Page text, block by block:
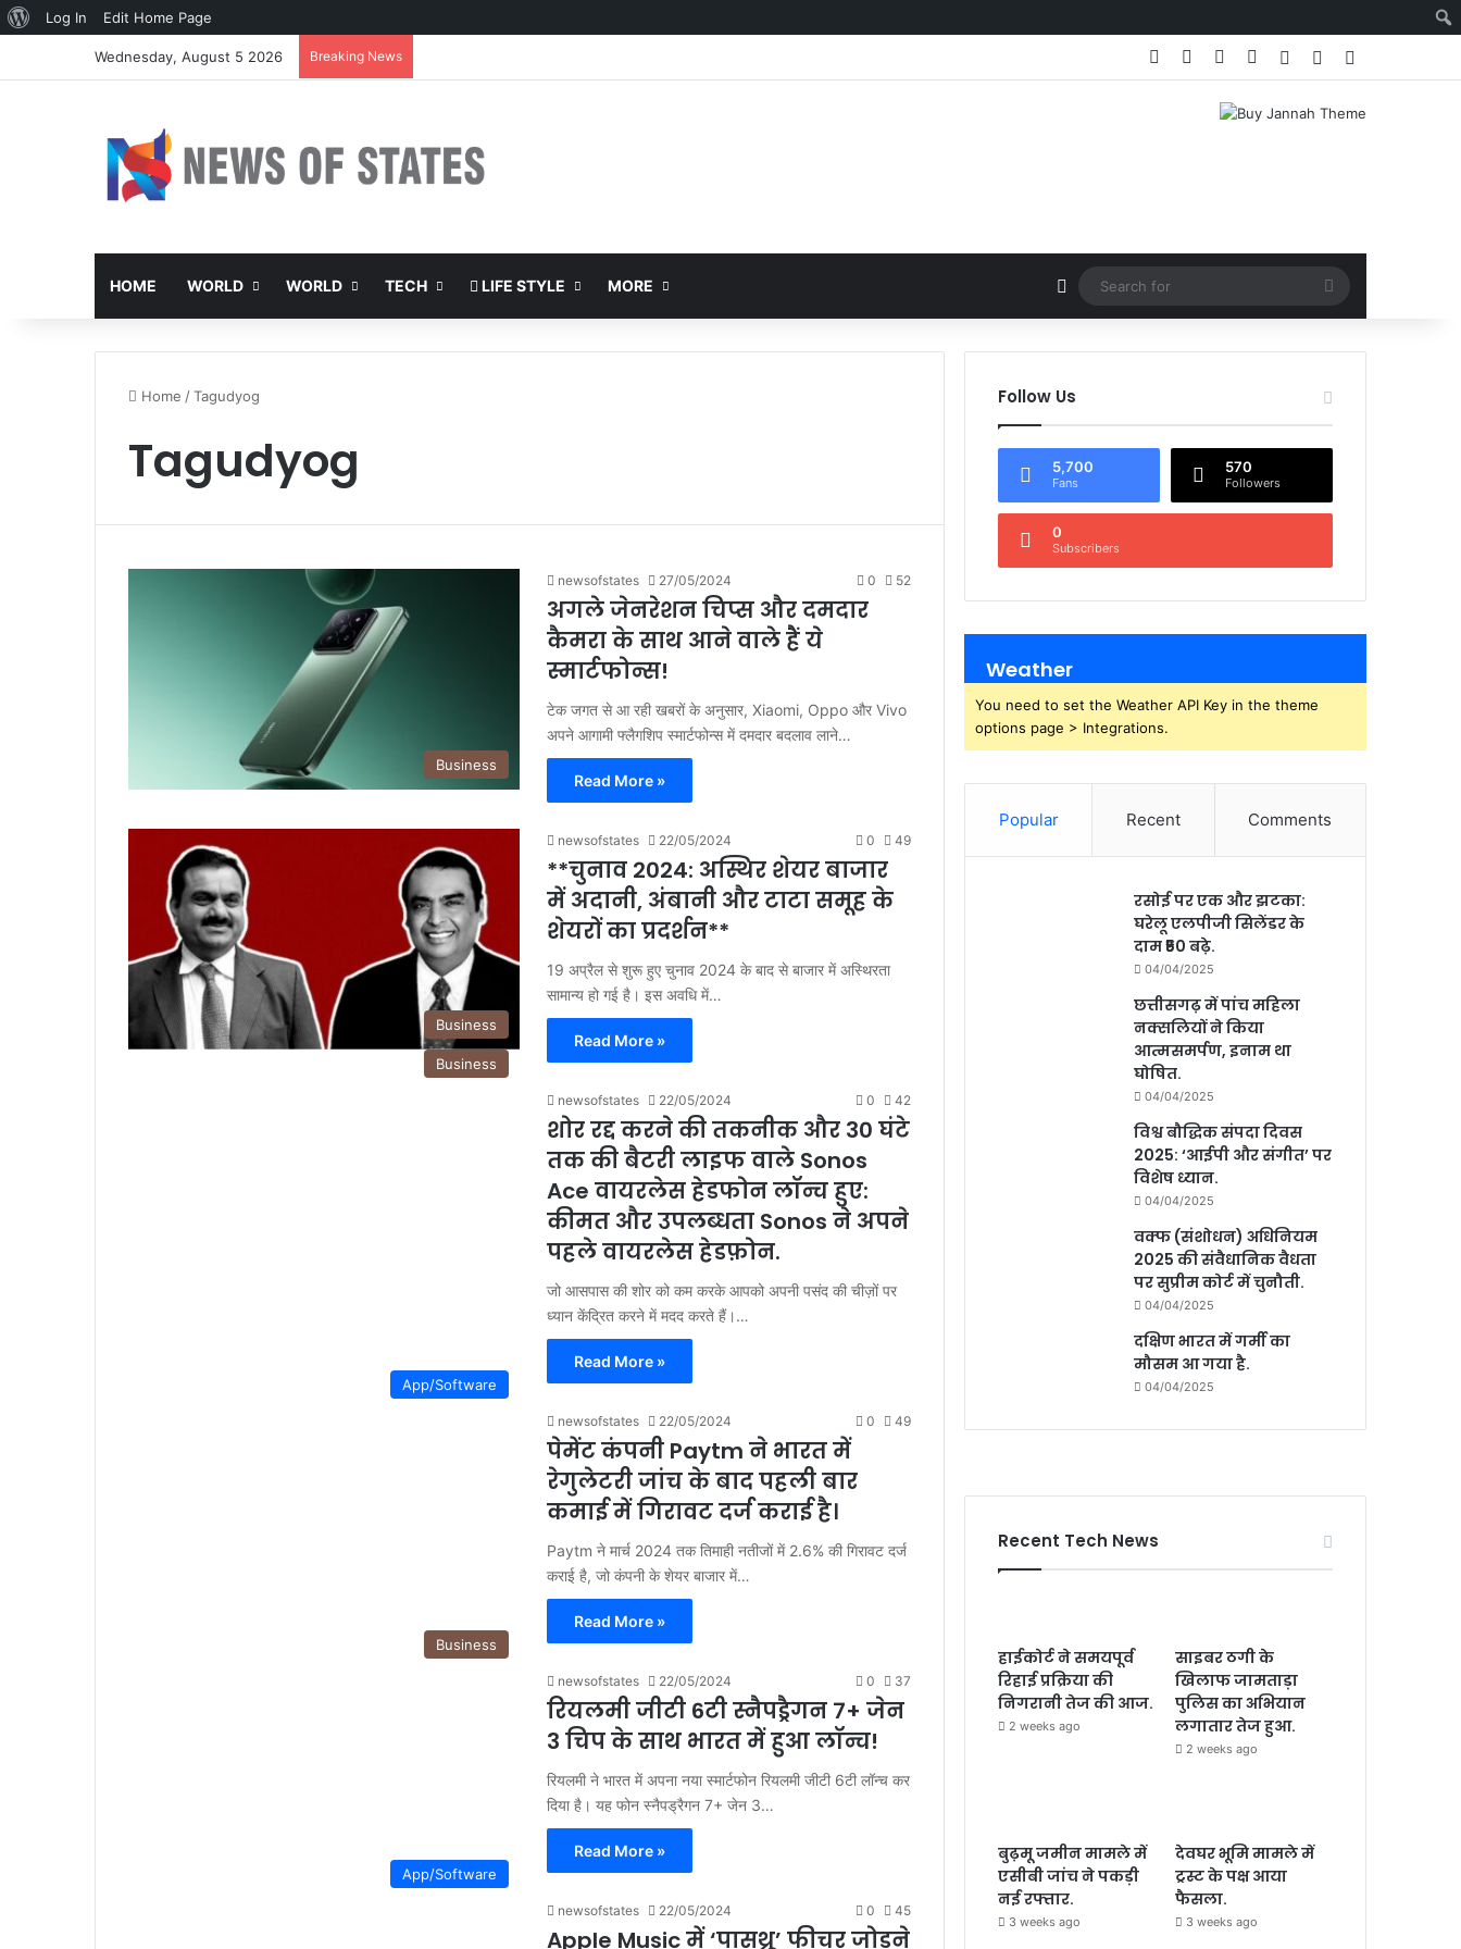
About
WordPress
Log In Edit Home Page
Wednesday, August 5 2026 Breaking News Facebook YouTubeInstagram
Log InRandom Article
HOME WORLD WORLD TECH LIFE STYLE MORE Random Article
for
Home /Tagudyog
Tagudyog
Business
newsofstates 27/05/2024 0 52
अगले जेनरेशन चिप्स और दमदार
कैमरा के साथ आने वाले हैं ये
स्मार्टफोन्स!
टेक जगत से आ रही खबरों के अनुसार, Xiaomi, Oppo और Vivo
अपने आगामी फ्लैगशिप स्मार्टफोन्स में दमदार बदलाव लाने…
Read More »
Business
newsofstates 22/05/2024 0 49
**चुनाव 2024: अस्थिर शेयर बाजार
में अदानी, अंबानी और टाटा समूह के
शेयरों का प्रदर्शन**
19 अप्रैल से शुरू हुए चुनाव 2024 के बाद से बाजार में अस्थिरता
सामान्य हो गई है। इस अवधि में…
Read More »
Business
newsofstates 22/05/2024 0 42
शोर रद्द करने की तकनीक और 30 घंटे
तक की बैटरी लाइफ वाले Sonos
Ace वायरलेस हेडफोन लॉन्च हुए:
कीमत और उपलब्धता Sonos ने अपने
पहले वायरलेस हेडफ़ोन.
जो आसपास की शोर को कम करके आपको अपनी पसंद की चीज़ों पर
ध्यान केंद्रित करने में मदद करते हैं।…
Read More »
App/Software
newsofstates 22/05/2024 0 49
पेमेंट कंपनी Paytm ने भारत में
रेगुलेटरी जांच के बाद पहली बार
कमाई में गिरावट दर्ज कराई है।
Paytm ने मार्च 2024 तक तिमाही नतीजों में 2.6% की गिरावट दर्ज
कराई है, जो कंपनी के शेयर बाजार में…
Read More »
Business
newsofstates 22/05/2024 0 37
रियलमी जीटी 6टी स्नैपड्रैगन 7+ जेन
3 चिप के साथ भारत में हुआ लॉन्च!
रियलमी ने भारत में अपना नया स्मार्टफोन रियलमी जीटी 6टी लॉन्च कर
दिया है। यह फोन स्नैपड्रैगन 7+ जेन 3…
Read More »
App/Software
newsofstates 22/05/2024 0 45
Apple Music में ‘पासथ्रू’ फीचर जोड़ने
Follow Us
5,700
Fans
570
Followers
0
Subscribers
Weather
You need to set the Weather API Key in the theme
options page > Integrations.
Popular Recent Comments
रसोई पर एक और झटका:
घरेलू एलपीजी सिलेंडर के
दाम ₹50 बढ़े.
04/04/2025
छत्तीसगढ़ में पांच महिला
नक्सलियों ने किया
आत्मसमर्पण, इनाम था
घोषित.
04/04/2025
विश्व बौद्धिक संपदा दिवस
2025: ‘आईपी और संगीत’ पर
विशेष ध्यान.
04/04/2025
वक्फ (संशोधन) अधिनियम
2025 की संवैधानिक वैधता
पर सुप्रीम कोर्ट में चुनौती.
04/04/2025
दक्षिण भारत में गर्मी का
मौसम आ गया है.
04/04/2025
Recent Tech News
हाईकोर्ट ने समयपूर्व
रिहाई प्रक्रिया की
निगरानी तेज की आज.
2 weeks ago
साइबर ठगी के
खिलाफ जामताड़ा
पुलिस का अभियान
लगातार तेज हुआ.
2 weeks ago
बुढ़मू जमीन मामले में
एसीबी जांच ने पकड़ी
नई रफ्तार.
3 weeks ago
देवघर भूमि मामले में
ट्रस्ट के पक्ष आया
फैसला.
3 weeks ago